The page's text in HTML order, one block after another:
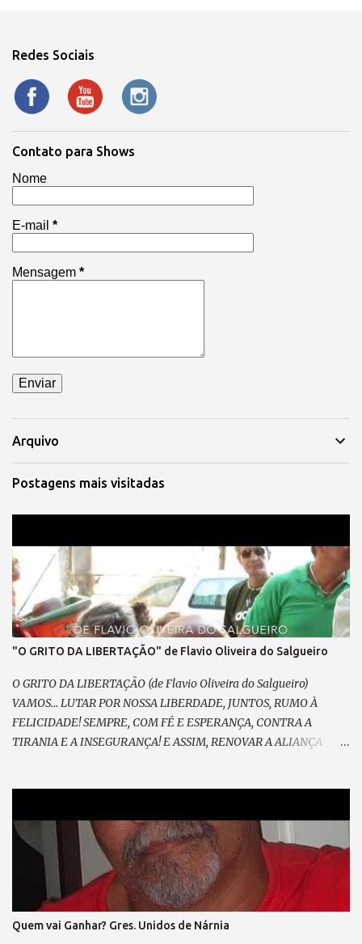
Redes Sociais
Contato para Shows
Nome
E-mail *
Mensagem *
Arquivo
Postagens mais visitadas
"O GRITO DA LIBERTAÇÃO" de Flavio Oliveira do Salgueiro
O GRITO DA LIBERTAÇÃO (de Flavio Oliveira do Salgueiro)
VAMOS... LUTAR POR NOSSA LIBERDADE, JUNTOS, RUMO À
FELICIDADE! SEMPRE, COM FÉ E ESPERANÇA, CONTRA A
TIRANIA E A INSEGURANÇA! E ASSIM, RENOVAR A ALIANÇA
BRILHAR! (refrão 1) DE MÃOS DADAS, DE CORAÇÃO, O GRITO DA
LIBERTAÇÃO ! E ENTÃO, VAMOS VOLTAR A SORRIR, SEM MEDO...
DO QUE HÁ DE VIR. LIBERTAR... A EXPRESSÃO E A
DEMOCRACIA, SEM FARSA, SEM IDEOLOGIA! SENTIR, SEM
ARDIL O DIREITO, O FIM DA VINGANÇA, E DO PRECONCEITO! A
LEI MAIOR TRIUNFAR O PAIS EM HARMONIA, VIVER, DE TODO,
A CIDADANIA VEM PRA RUA, VEM LUTAR, NOSSA VOZ VAI
Quem vai Ganhar? Gres. Unidos de Nárnia